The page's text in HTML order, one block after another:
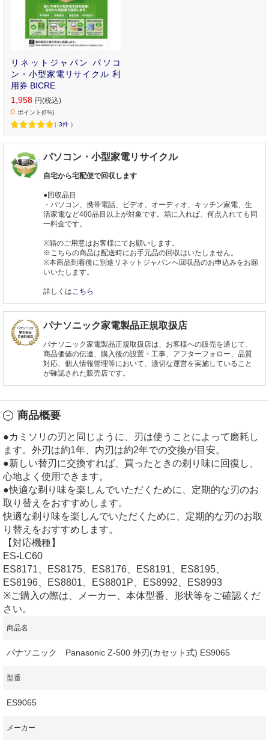
リネットジャパン パソコ
ン・小型家電リサイクル 利
用券 BICRE
1,958 円(税込)
0 ポイント(0%)
（ 3件 ）
パソコン・小型家電リサイクル
自宅から宅配便で回収します
●回収品目
・パソコン、携帯電話、ビデオ、オーディオ、キッチン家電、生
活家電など400品目以上が対象です。箱に入れば、何点入れても同
一料金です。
※箱のご用意はお客様にてお願いします。
※こちらの商品は配送時にお手元品の回収はいたしません。
※本商品到着後に別途リネットジャパンへ回収品のお申込みをお願
いいたします。
詳しくは こちら
パナソニック家電製品正規取扱店
パナソニック家電製品正規取扱店は、お客様への販売を通じて、
商品価値の伝達、購入後の設置・工事、アフターフォロー、品質
対応、個人情報管理等において、適切な運営を実施していること
が確認された販売店です。
商品概要
●カミソリの刃と同じように、刃は使うことによって磨耗し
ます。外刃は約1年、内刃は約2年での交換が目安。
●新しい替刃に交換すれば、買ったときの剃り味に回復し、
心地よく使用できます。
●快適な剃り味を楽しんでいただくために、定期的な刃のお
取り替えをおすすめします。
快適な剃り味を楽しんでいただくために、定期的な刃のお取
り替えをおすすめします。
【対応機種】
ES-LC60
ES8171、ES8175、ES8176、ES8191、ES8195、
ES8196、ES8801、ES8801P、ES8992、ES8993
※ご購入の際は、メーカー、本体型番、形状等をご確認くだ
さい。
商品名
パナソニック Panasonic Z-500 外刃(カセット式) ES9065
型番
ES9065
メーカー